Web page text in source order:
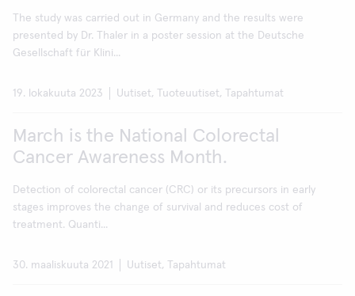
The study was carried out in Germany and the results were
presented by Dr. Thaler in a poster session at the Deutsche
Gesellschaft für Klini...
19. lokakuuta 2023 Uutiset, Tuoteuutiset, Tapahtumat
March is the National Colorectal
Cancer Awareness Month.
Detection of colorectal cancer (CRC) or its precursors in early
stages improves the change of survival and reduces cost of
treatment. Quanti...
30. maaliskuuta 2021 Uutiset, Tapahtumat